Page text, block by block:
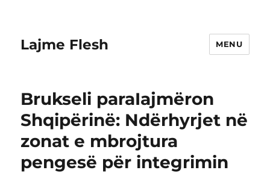
Lajme Flesh MENU
Brukseli paraIajmëron
Shqipërinë: Ndërhyrjet në
zonat e mbrojtura
pengesë për integrimin